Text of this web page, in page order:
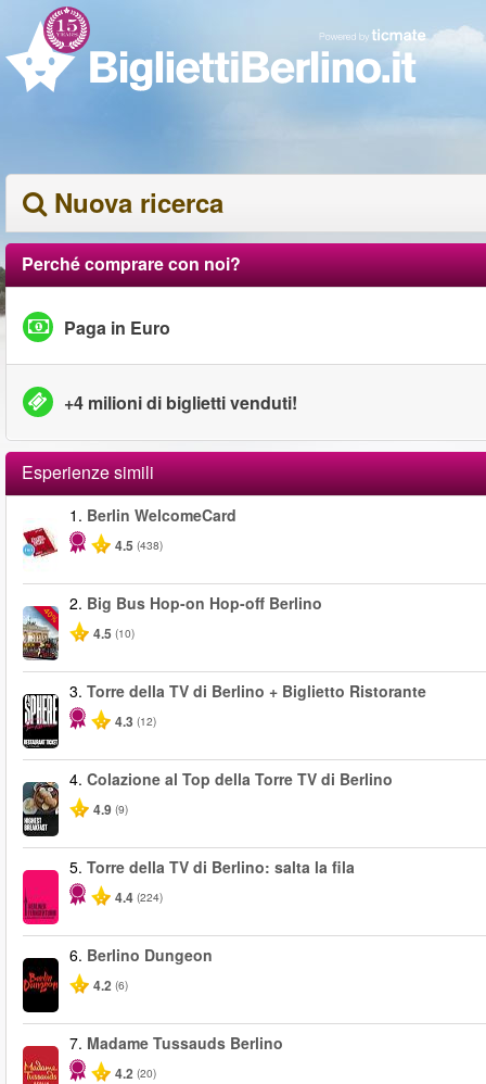
Nuova ricerca
Perché comprare con noi?
Paga in Euro
+4 milioni di biglietti venduti!
Esperienze simili
1. Berlin WelcomeCard
4.5 (438)
-40%
2. Big Bus Hop-on Hop-off Berlino
4.5 (10)
3. Torre della TV di Berlino + Biglietto Ristorante
4.3 (12)
4. Colazione al Top della Torre TV di Berlino
4.9 (9)
5. Torre della TV di Berlino: salta la fila
4.4 (224)
6. Berlino Dungeon
4.2 (6)
7. Madame Tussauds Berlino
4.2 (20)